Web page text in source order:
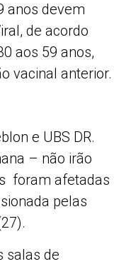
anos devem
de acordo
aos 59 anos,
vacinal anterior.
e UBS DR.
– não irão
foram afetadas
pelas
salas de